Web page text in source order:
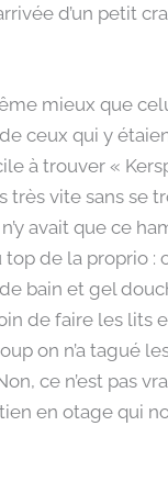
d’un petit
mieux que
ceux qui y
à trouver «
très vite sans se
avait que ce
top de la proprio :
bain et gel
de faire les lits
on n’a tagué
ce n’est pas
en otage qui